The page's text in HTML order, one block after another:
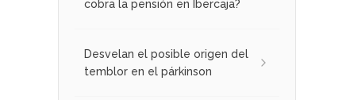
cobra la pensión en Ibercaja?
Desvelan el posible origen del
temblor en el párkinson